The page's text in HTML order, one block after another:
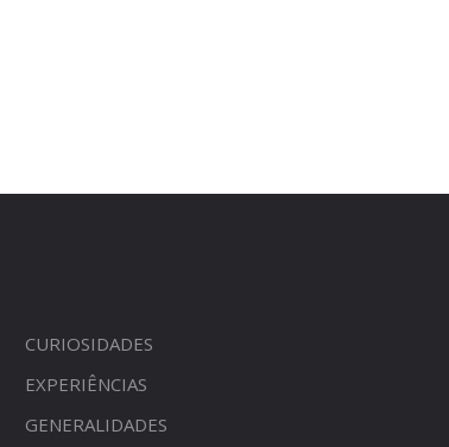
CURIOSIDADES
EXPERIÊNCIAS
GENERALIDADES